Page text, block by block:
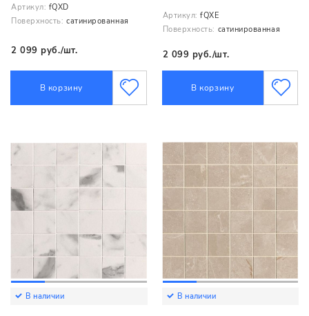
Артикул: fQXD
Поверхность: сатинированная
2 099 руб./шт.
В корзину
Артикул: fQXE
Поверхность: сатинированная
2 099 руб./шт.
В корзину
В наличии В наличии